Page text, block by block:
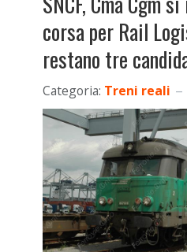
corsa per Rail
restano tre
Categoria: Treni reali